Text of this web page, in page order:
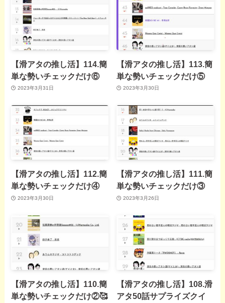
【滑アタの推し活】114.簡
単な勢いチェックだけ⑥
2023年3月31日
【滑アタの推し活】113.簡
単な勢いチェックだけ⑤
2023年3月30日
【滑アタの推し活】112.簡
単な勢いチェックだけ④
2023年3月30日
【滑アタの推し活】111.簡
単な勢いチェックだけ③
2023年3月26日
【滑アタの推し活】110.簡
単な勢いチェックだけ②🥰
【滑アタの推し活】108.滑
アタ50話サプライズクイ